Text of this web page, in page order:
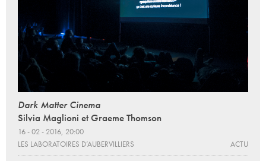
Dark Matter Cinema
Silvia Maglioni et Graeme Thomson
16 - 02 - 2016, 20:00
LES LABORATOIRES D’AUBERVILLIERS
ACTU